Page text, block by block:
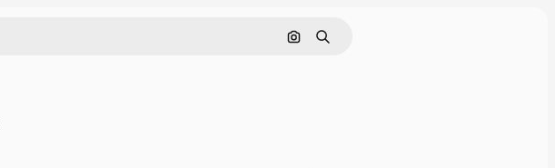
Cerca per immagine
Ricerca